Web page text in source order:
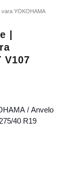
vara YOKOHAMA
|
V107
/ Anvelo
40 R19